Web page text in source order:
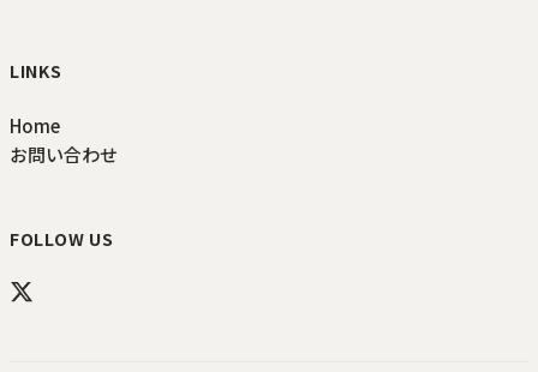
LINKS
Home
お問い合わせ
FOLLOW US